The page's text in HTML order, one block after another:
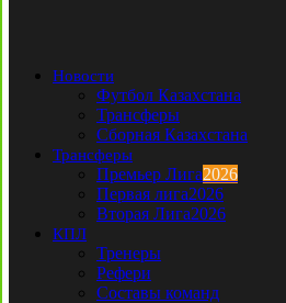
Новости
Футбол Казахстана
Трансферы
Сборная Казахстана
Трансферы
Премьер Лига2026
Первая лига2026
Вторая Лига2026
КПЛ
Тренеры
Рефери
Составы команд